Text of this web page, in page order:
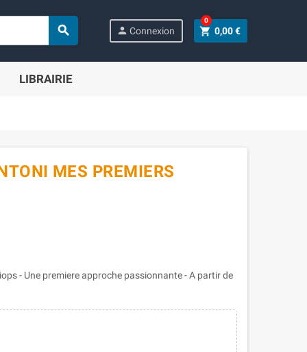
 person Connexion shopping_cart 0,00 €
0
LIBRAIRIE
MES PREMIERS
- Une premiere approche passionnante - A partir de